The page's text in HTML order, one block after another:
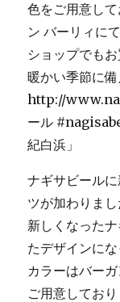
ナギサビール
ツが加わりまし
新しくなった
たデザインにな
カラーはバー
ご用意しており